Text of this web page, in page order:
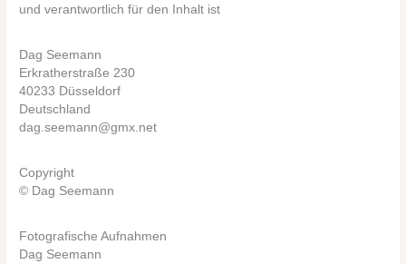
und verantwortlich für den Inhalt ist
Dag Seemann
Erkratherstraße 230
40233 Düsseldorf
Deutschland
dag.seemann@gmx.net
Copyright
© Dag Seemann
Fotografische Aufnahmen
Dag Seemann